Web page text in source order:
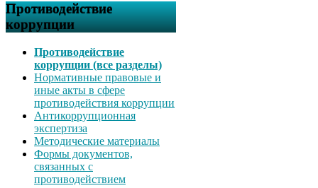
Противодействие
коррупции
Противодействие
коррупции (все разделы)
Нормативные правовые и
иные акты в сфере
противодействия коррупции
Антикоррупционная
экспертиза
Методические материалы
Формы документов,
связанных с
противодействием